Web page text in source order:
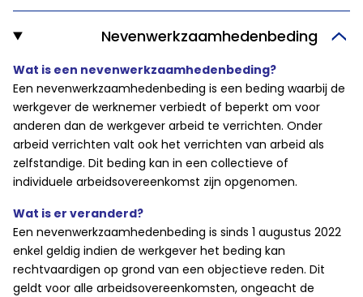
Nevenwerkzaamhedenbeding
Wat is een nevenwerkzaamhedenbeding?
Een nevenwerkzaamhedenbeding is een beding waarbij de
werkgever de werknemer verbiedt of beperkt om voor
anderen dan de werkgever arbeid te verrichten. Onder
arbeid verrichten valt ook het verrichten van arbeid als
zelfstandige. Dit beding kan in een collectieve of
individuele arbeidsovereenkomst zijn opgenomen.
Wat is er veranderd?
Een nevenwerkzaamhedenbeding is sinds 1 augustus 2022
enkel geldig indien de werkgever het beding kan
rechtvaardigen op grond van een objectieve reden. Dit
geldt voor alle arbeidsovereenkomsten, ongeacht de